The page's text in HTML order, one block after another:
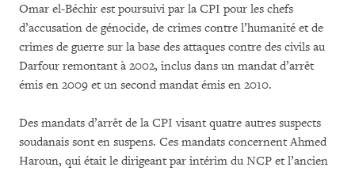
Omar el-Béchir est poursuivi par la CPI pour les chefs
d’accusation de génocide, de crimes contre l’humanité et de
crimes de guerre sur la base des attaques contre des civils au
Darfour remontant à 2002, inclus dans un mandat d’arrêt
émis en 2009 et un second mandat émis en 2010.
Des mandats d’arrêt de la CPI visant quatre autres suspects
soudanais sont en suspens. Ces mandats concernent Ahmed
Haroun, qui était le dirigeant par intérim du NCP et l’ancien